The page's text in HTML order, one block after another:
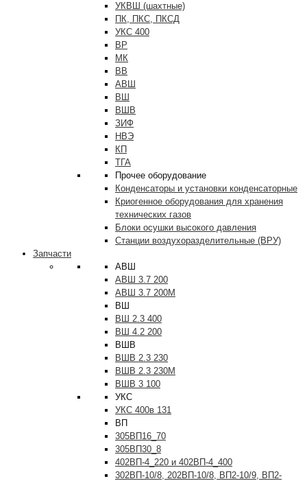
УКВШ (шахтные)
ПК, ПКС, ПКСД
УКС 400
ВР
МК
ВВ
АВШ
ВШ
ВШВ
ЗИФ
НВЭ
КП
ТГА
Прочее оборудование
Конденсаторы и установки конденсаторные
Криогенное оборудования для хранения
технических газов
Блоки осушки высокого давления
Станции воздухоразделительные (ВРУ)
Запчасти
АВШ
АВШ 3.7 200
АВШ 3.7 200М
ВШ
ВШ 2.3 400
ВШ 4.2 200
ВШВ
ВШВ 2.3 230
ВШВ 2.3 230М
ВШВ 3 100
УКС
УКС 400в 131
ВП
305ВП16_70
305ВП30_8
402ВП-4_220 и 402ВП-4_400
302ВП-10/8, 202ВП-10/8, ВП2-10/9, ВП2-